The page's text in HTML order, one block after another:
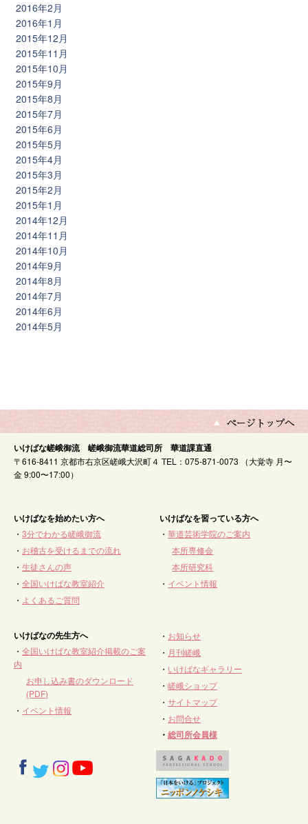
2016年2月
2016年1月
2015年12月
2015年11月
2015年10月
2015年9月
2015年8月
2015年7月
2015年6月
2015年5月
2015年4月
2015年3月
2015年2月
2015年1月
2014年12月
2014年11月
2014年10月
2014年9月
2014年8月
2014年7月
2014年6月
2014年5月
いけばな嵯峨御流 嵯峨御流華道総司所 華道課直通
〒616-8411 京都市右京区嵯峨大沢町４ TEL：075-871-0073 （大覚寺 月〜
金 9:00〜17:00）
いけばなを始めたい方へ
・ 3分でわかる嵯峨御流
・ お稽古を受けるまでの流れ
・ 生徒さんの声
・ 全国いけばな教室紹介
・ よくあるご質問
いけばなを習っている方へ
・華道芸術学院のご案内
本所専修会
本所研究科
・ イベント情報
いけばなの先生方へ
・ 全国いけばな教室紹介掲載のご案
内
お申し込み書のダウンロード
(PDF)
・ イベント情報
・ お知らせ
・ 月刊嵯峨
・ いけばなギャラリー
・嵯峨ショップ
・サイトマップ
・ お問合せ
・総司所会員様